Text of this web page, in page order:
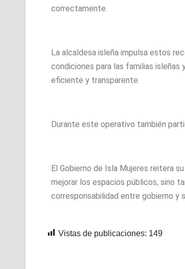
correctamente.
La alcaldesa isleña impulsa estos
condiciones para las familias isleñas
eficiente y transparente.
Durante este operativo también
El Gobierno de Isla Mujeres reitera
mejorar los espacios públicos, sino
corresponsabilidad entre gobierno y
Vistas de publicaciones: 149